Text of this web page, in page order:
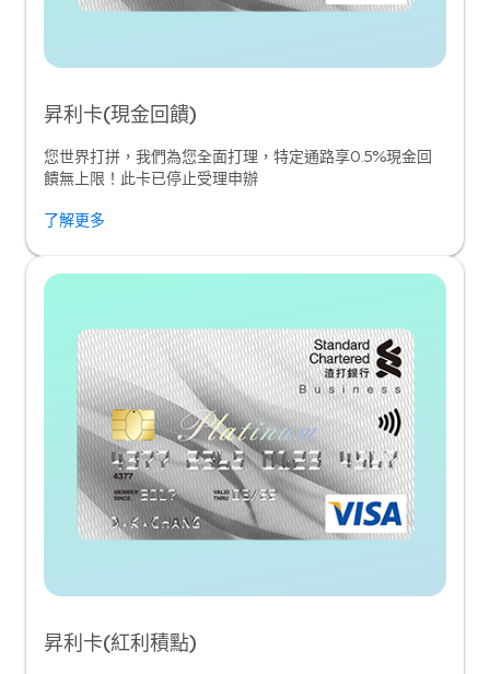
昇利卡(現金回饋)
您世界打拼，我們為您全面打理，特定通路享0.5%現金回
饋無上限！此卡已停止受理申辦
了解更多
昇利卡(紅利積點)